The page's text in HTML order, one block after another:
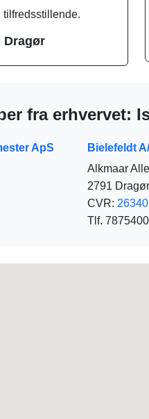
Dragør
fra erhvervet:
ApS
Bielefeldt
Alkmaar
2791 Dragør
CVR:
Tlf.